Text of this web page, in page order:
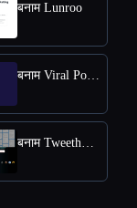
बनाम Lunroo
बनाम Viral Post Generator
बनाम Tweethunter